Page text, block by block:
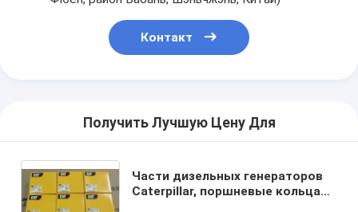
Контакт
Получить Лучшую Цену Для
Части дизельных генераторов
Caterpillar, поршневые кольца